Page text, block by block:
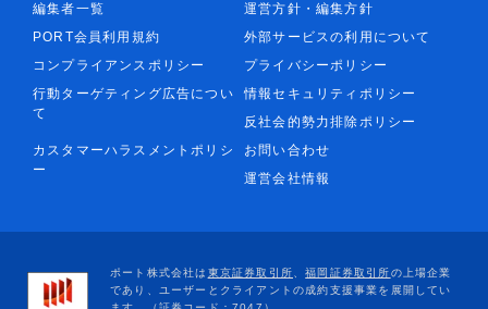
編集者一覧
運営方針・編集方針
PORT会員利用規約
外部サービスの利用について
コンプライアンスポリシー
プライバシーポリシー
行動ターゲティング広告につい
て
情報セキュリティポリシー
反社会的勢力排除ポリシー
カスタマーハラスメントポリシ
ー
お問い合わせ
運営会社情報